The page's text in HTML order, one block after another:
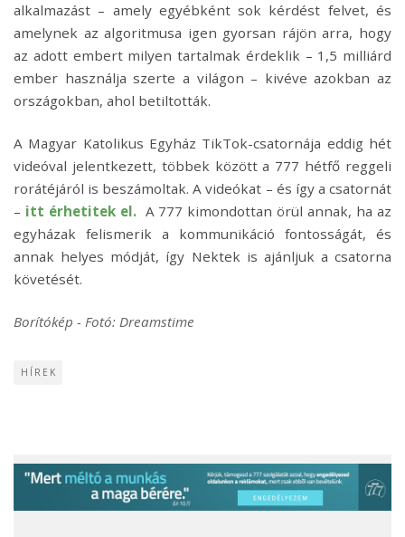
alkalmazást – amely egyébként sok kérdést felvet, és
amelynek az algoritmusa igen gyorsan rájön arra, hogy
az adott embert milyen tartalmak érdeklik – 1,5 milliárd
ember használja szerte a világon – kivéve azokban az
országokban, ahol betiltották.
A Magyar Katolikus Egyház TikTok-csatornája eddig hét
videóval jelentkezett, többek között a 777 hétfő reggeli
rorátéjáról is beszámoltak. A videókat – és így a csatornát
– itt érhetitek el. A 777 kimondottan örül annak, ha az
egyházak felismerik a kommunikáció fontosságát, és
annak helyes módját, így Nektek is ajánljuk a csatorna
követését.
Borítókép - Fotó: Dreamstime
HÍREK